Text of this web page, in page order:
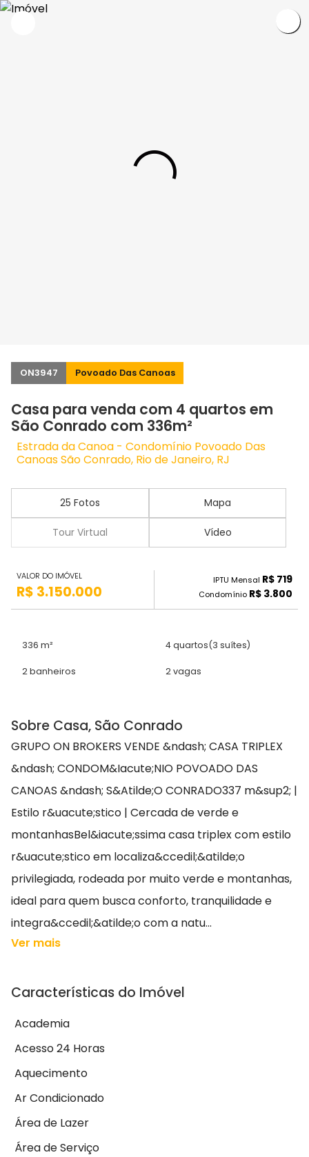
ON3947 Povoado Das Canoas
Casa para venda com 4 quartos em
São Conrado com 336m²
Estrada da Canoa - Condomínio Povoado Das
Canoas São Conrado, Rio de Janeiro, RJ
25 Fotos Mapa
Tour Virtual Vídeo
VALOR DO IMÓVEL
R$ 3.150.000
IPTU Mensal R$ 719
Condomínio R$ 3.800
336 m² 4 quartos(3 suítes)
2 banheiros 2 vagas
Sobre Casa, São Conrado
GRUPO ON BROKERS VENDE &ndash; CASA TRIPLEX
&ndash; CONDOM&Iacute;NIO POVOADO DAS
CANOAS &ndash; S&Atilde;O CONRADO337 m&sup2; |
Estilo r&uacute;stico | Cercada de verde e
montanhasBel&iacute;ssima casa triplex com estilo
r&uacute;stico em localiza&ccedil;&atilde;o
privilegiada, rodeada por muito verde e montanhas,
ideal para quem busca conforto, tranquilidade e
integra&ccedil;&atilde;o com a natu...
Ver mais
Características do Imóvel
Academia
Acesso 24 Horas
Aquecimento
Ar Condicionado
Área de Lazer
Área de Serviço